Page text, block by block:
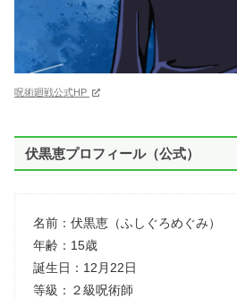
呪術廻戦公式HP
伏黒恵プロフィール（公式）
名前：伏黒恵（ふしぐろめぐみ）
年齢：15歳
誕生日：12月22日
等級：２級呪術師